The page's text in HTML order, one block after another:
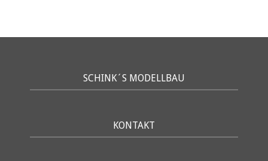
SCHINK´S MODELLBAU
KONTAKT